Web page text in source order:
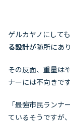
ゲルカヤノにしても
る設計が随所にあ
その反面、重量は
ナーには不向きです
「最強市民ランナ
ているそうですが